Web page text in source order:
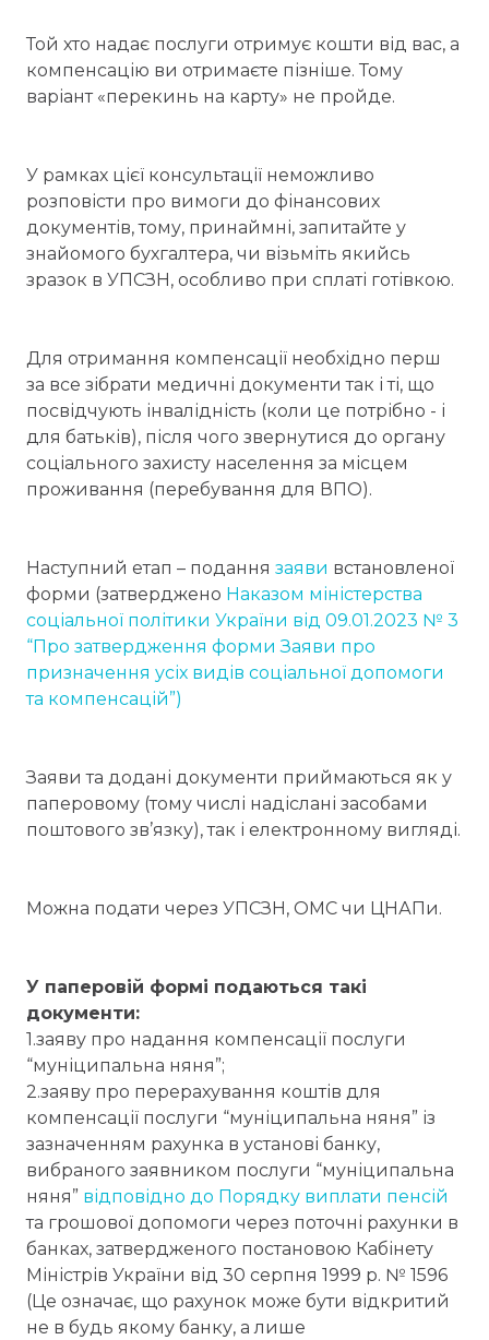
Той хто надає послуги отримує кошти від вас, а
компенсацію ви отримаєте пізніше. Тому
варіант «перекинь на карту» не пройде.
У рамках цієї консультації неможливо
розповісти про вимоги до фінансових
документів, тому, принаймні, запитайте у
знайомого бухгалтера, чи візьміть якийсь
зразок в УПСЗН, особливо при сплаті готівкою.
Для отримання компенсації необхідно перш
за все зібрати медичні документи так і ті, що
посвідчують інвалідність (коли це потрібно - і
для батьків), після чого звернутися до органу
соціального захисту населення за місцем
проживання (перебування для ВПО).
Наступний етап – подання заяви встановленої
форми (затверджено Наказом міністерства
соціальної політики України від 09.01.2023 № 3
“Про затвердження форми Заяви про
призначення усіх видів соціальної допомоги
та компенсацій”)
Заяви та додані документи приймаються як у
паперовому (тому числі надіслані засобами
поштового зв’язку), так і електронному вигляді.
Можна подати через УПСЗН, ОМС чи ЦНАПи.
У паперовій формі подаються такі
документи:
1.заяву про надання компенсації послуги
“муніципальна няня”;
2.заяву про перерахування коштів для
компенсації послуги “муніципальна няня” із
зазначенням рахунка в установі банку,
вибраного заявником послуги “муніципальна
няня” відповідно до Порядку виплати пенсій
та грошової допомоги через поточні рахунки в
банках, затвердженого постановою Кабінету
Міністрів України від 30 серпня 1999 р. № 1596
(Це означає, що рахунок може бути відкритий
не в будь якому банку, а лише